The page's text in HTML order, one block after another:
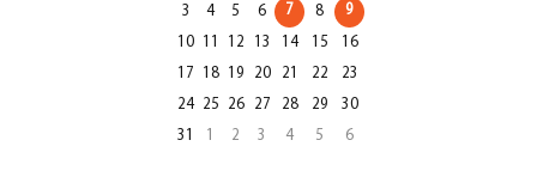
3 4 5 6 7 8 9
10 11 12 13 14 15
16
17
18 19 20 21 22
23
24
25 26 27 28 29
30
31
1 2 3 4 5 6